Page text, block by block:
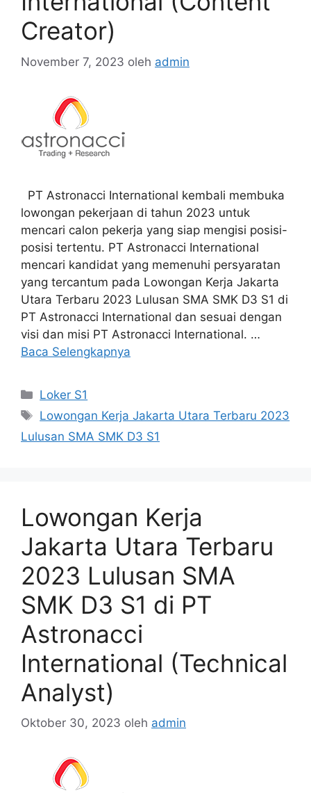
Creator)
November 7, 2023 oleh admin
PT Astronacci International kembali membuka
lowongan pekerjaan di tahun 2023 untuk
mencari calon pekerja yang siap mengisi posisi-
posisi tertentu. PT Astronacci International
mencari kandidat yang memenuhi persyaratan
yang tercantum pada Lowongan Kerja Jakarta
Utara Terbaru 2023 Lulusan SMA SMK D3 S1 di
PT Astronacci International dan sesuai dengan
visi dan misi PT Astronacci International. …
Baca Selengkapnya
Kategori
Loker S1
Tag
Lowongan Kerja Jakarta Utara Terbaru 2023
Lulusan SMA SMK D3 S1
Lowongan Kerja
Jakarta Utara Terbaru
2023 Lulusan SMA
SMK D3 S1 di PT
Astronacci
International (Technical
Analyst)
Oktober 30, 2023 oleh admin